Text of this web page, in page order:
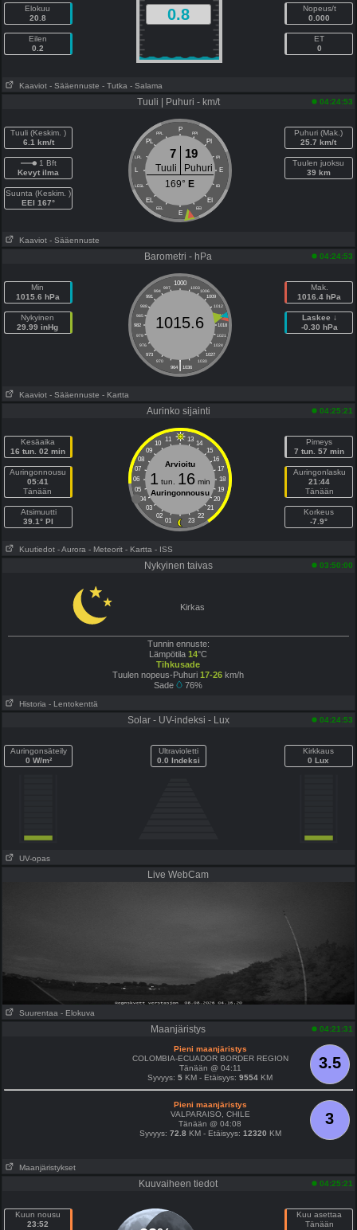
Elokuu
20.8
Eilen
0.2
0.8
Nopeus/t
0.000
ET
0
Kaaviot - Sääennuste - Tutka - Salama
Tuuli | Puhuri - km/t 04:24:53
Tuuli (Keskim. )
6.1 km/t
1 Bft
Kevyt ilma
Suunta (Keskim. )
EEI 167°
P
PPL PPI
PL PI
LPL IPI
L E
LESL IEI
EL EI
EEL EEI
E
7 19
Tuuli
Puhuri
169° E
Puhuri (Mak.)
25.7 km/t
Tuulen juoksu
39 km
Kaaviot - Sääennuste
Barometri - hPa 04:24:53
Min
1015.6 hPa
Nykyinen
29.99 inHg
1000
997 1003
994
1006
991
1009
988
1012
985
1015
982
1018
979
1021
976
1024
973
1027
970
1030
|
964 1036
1015.6
Mak.
1016.4 hPa
Laskee ↓
-0.30 hPa
Kaaviot - Sääennuste - Kartta
Aurinko sijainti 04:25:21
Kesäaika
16 tun. 02 min
Auringonnousu
05:41
Tänään
Atsimuutti
39.1° PI
11 13
10
14
09
15
08
16
07
17
06
18
05
19
04
20
03
21
02
22
01 23
Arvioitu
1 tun. 16min
Auringonnousu
Pimeys
7 tun. 57 min
Auringonlasku
21:44
Tänään
Korkeus
-7.9°
Kuutiedot - Aurora - Meteorit - Kartta - ISS
Nykyinen taivas 03:50:00
Kirkas
Tunnin ennuste:
Lämpötila14°C
Tihkusade
Tuulen nopeus-Puhuri 17-26 km/h
Sade
76%
Historia - Lentokenttä
Solar - UV-indeksi - Lux 04:24:53
Auringonsäteily
0 W/m²
Ultravioletti
0.0 Indeksi
Kirkkaus
0 Lux
UV-opas
Live WebCam
Suurentaa - Elokuva
Maanjäristys 04:21:31
3.5
Pieni maanjäristys
COLOMBIA-ECUADOR BORDER REGION
Tänään @ 04:11
Syvyys:5 KM - Etäisyys:9554 KM
3
Pieni maanjäristys
VALPARAISO, CHILE
Tänään @ 04:08
Syvyys: 72.8 KM - Etäisyys: 12320 KM
Maanjäristykset
Kuuvaiheen tiedot 04:25:21
Kuun nousu
23:52
Kuu asettaa
Tänään